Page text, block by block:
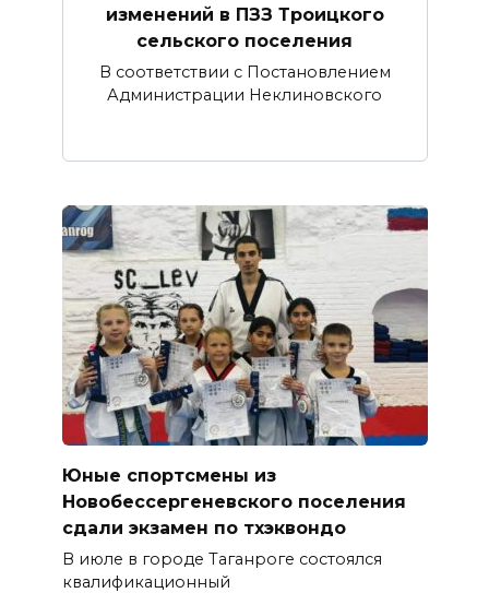
изменений в ПЗЗ Троицкого
сельского поселения
В соответствии с Постановлением
Администрации Неклиновского
Юные спортсмены из
Новобессергеневского поселения
сдали экзамен по тхэквондо
В июле в городе Таганроге состоялся
квалификационный